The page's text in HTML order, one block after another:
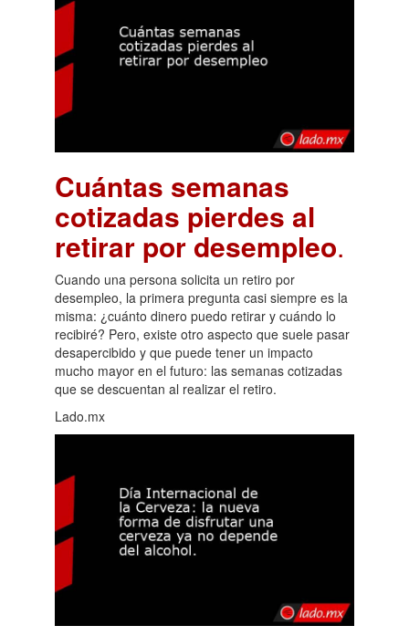
Cuántas semanas
cotizadas pierdes al
retirar por desempleo.
Cuando una persona solicita un retiro por
desempleo, la primera pregunta casi siempre es la
misma: ¿cuánto dinero puedo retirar y cuándo lo
recibiré? Pero, existe otro aspecto que suele pasar
desapercibido y que puede tener un impacto
mucho mayor en el futuro: las semanas cotizadas
que se descuentan al realizar el retiro.
Lado.mx